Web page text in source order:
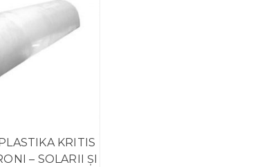
KRITIS
– SOLARII ȘI